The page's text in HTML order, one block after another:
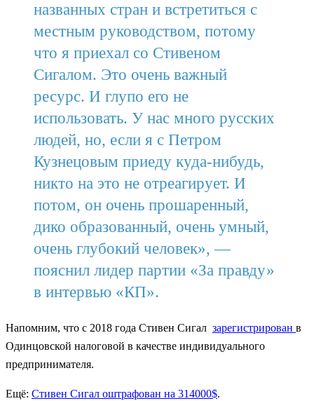
названных стран и встретиться с
местным руководством, потому
что я приехал со Стивеном
Сигалом. Это очень важный
ресурс. И глупо его не
использовать. У нас много русских
людей, но, если я с Петром
Кузнецовым приеду куда-нибудь,
никто на это не отреагирует. И
потом, он очень прошаренный,
дико образованный, очень умный,
очень глубокий человек», —
пояснил лидер партии «За правду»
в интервью «КП».
Напомним, что с 2018 года Стивен Сигал зарегистрирован в
Одинцовской налоговой в качестве индивидуального
предпринимателя.
Ещё: Стивен Сигал оштрафован на 314000$.